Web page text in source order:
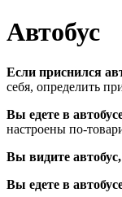
Автобус
Если приснился
себя, определить
Вы едете в
настроены по-
Вы видите
Вы едете в